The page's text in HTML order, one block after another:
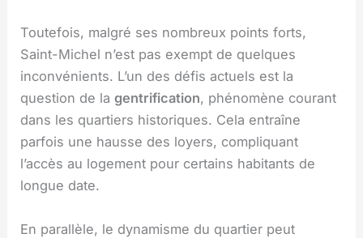
Toutefois, malgré ses nombreux points forts,
Saint-Michel n’est pas exempt de quelques
inconvénients. L’un des défis actuels est la
question de lagentrification, phénomène courant
dans les quartiers historiques. Cela entraîne
parfois une hausse des loyers, compliquant
l’accès au logement pour certains habitants de
longue date.
En parallèle, le dynamisme du quartier peut